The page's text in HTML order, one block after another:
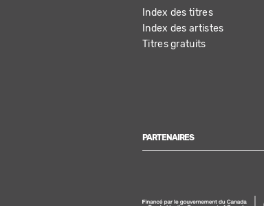
Index des titres
Index des artistes
Titres gratuits
PARTENAIRES